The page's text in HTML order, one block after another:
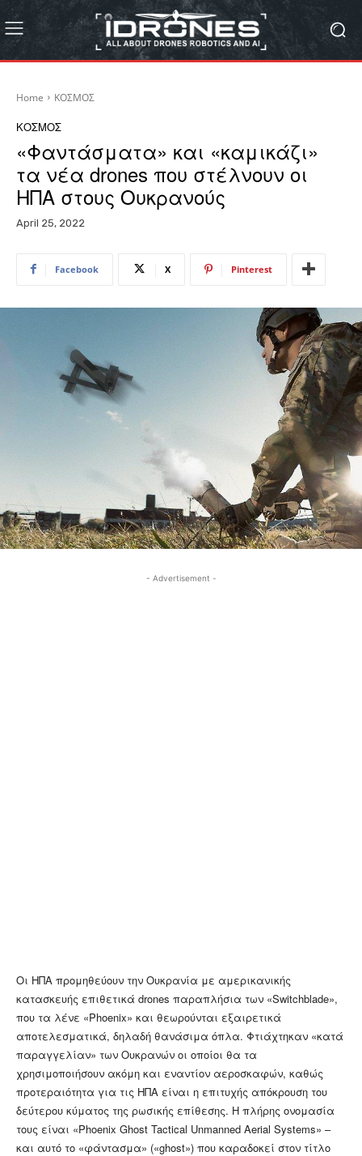
Home ΚΟΣΜΟΣ
ΚΟΣΜΟΣ
«Φαντάσματα» και «καμικάζι»
τα νέα drones που στέλνουν οι
ΗΠΑ στους Ουκρανούς
April 25, 2022
Facebook X Pinterest
- Advertisement -
Οι ΗΠΑ προμηθεύουν την Ουκρανία με αμερικανικής
κατασκευής επιθετικά drones παραπλήσια των «Switchblade»,
που τα λένε «Phoenix» και θεωρούνται εξαιρετικά
αποτελεσματικά, δηλαδή θανάσιμα όπλα. Φτιάχτηκαν «κατά
παραγγελίαν» των Ουκρανών οι οποίοι θα τα
χρησιμοποιήσουν ακόμη και εναντίον αεροσκαφών, καθώς
προτεραιότητα για τις ΗΠΑ είναι η επιτυχής απόκρουση του
δεύτερου κύματος της ρωσικής επίθεσης. Η πλήρης ονομασία
τους είναι «Phoenix Ghost Tactical Unmanned Aerial Systems» –
και αυτό το «φάντασμα» («ghost») που καραδοκεί στον τίτλο